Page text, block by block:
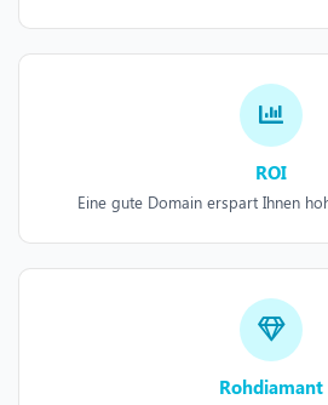
ROI
Eine gute Domain erspart Ihnen
Rohdiamant